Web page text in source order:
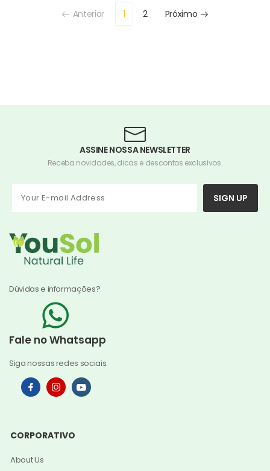
Anterior 1 2 Próximo
ASSINE NOSSA NEWSLETTER
Receba novidades, dicas e descontos exclusivos.
SIGN UP
Dúvidas e informações?
Fale no Whatsapp
Siga nossas redes sociais.
CORPORATIVO
About Us